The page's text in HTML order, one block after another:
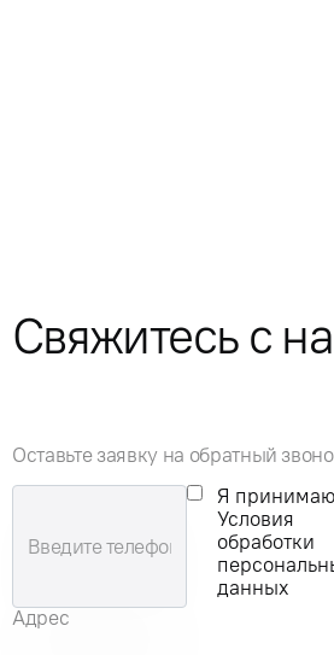
Свяжитесь с
Оставьте заявку на обратный
Я принимаю
Условия
обработки
данных
Адрес